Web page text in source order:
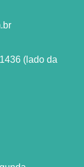
(lado da